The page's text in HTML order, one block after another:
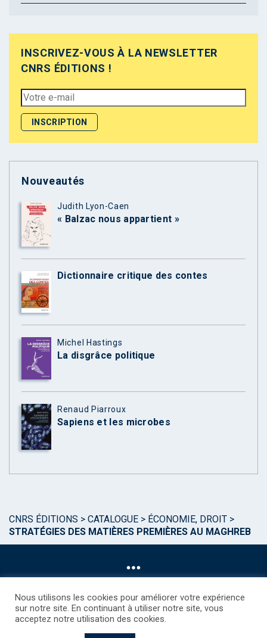
INSCRIVEZ-VOUS À LA NEWSLETTER
CNRS ÉDITIONS !
Nouveautés
Judith Lyon-Caen
« Balzac nous appartient »
Dictionnaire critique des contes
Michel Hastings
La disgrâce politique
Renaud Piarroux
Sapiens et les microbes
CNRS ÉDITIONS > CATALOGUE > ÉCONOMIE, DROIT >
STRATÉGIES DES MATIÈRES PREMIÈRES AU MAGHREB
©CNRS EDITIONS 2025
Nous utilisons les cookies pour améliorer votre expérience
sur notre site. En continuant à utiliser notre site, vous
acceptez notre utilisation des cookies.